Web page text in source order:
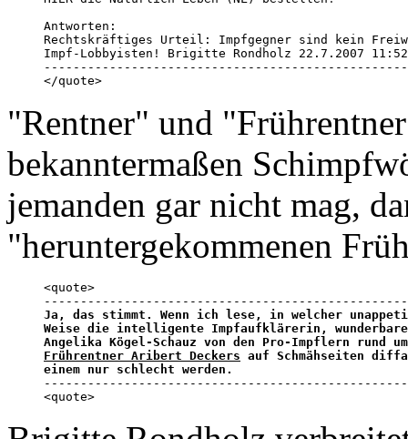
Antworten:
Rechtskräftiges Urteil: Impfgegner sind kein
Impf-Lobbyisten! Brigitte Rondholz 22.7.2007
"Rentner" und
bekanntermaßen
jemanden gar nicht mag,
"heruntergekommenen
<quote>
Ja, das stimmt. Wenn ich lese, in welcher
Weise die intelligente Impfaufklärerin,
Angelika Kögel-Schauz von den Pro-Impflern rund
Frührentner Aribert Deckers auf Schmähseiten
einem nur schlecht werden.
<quote>